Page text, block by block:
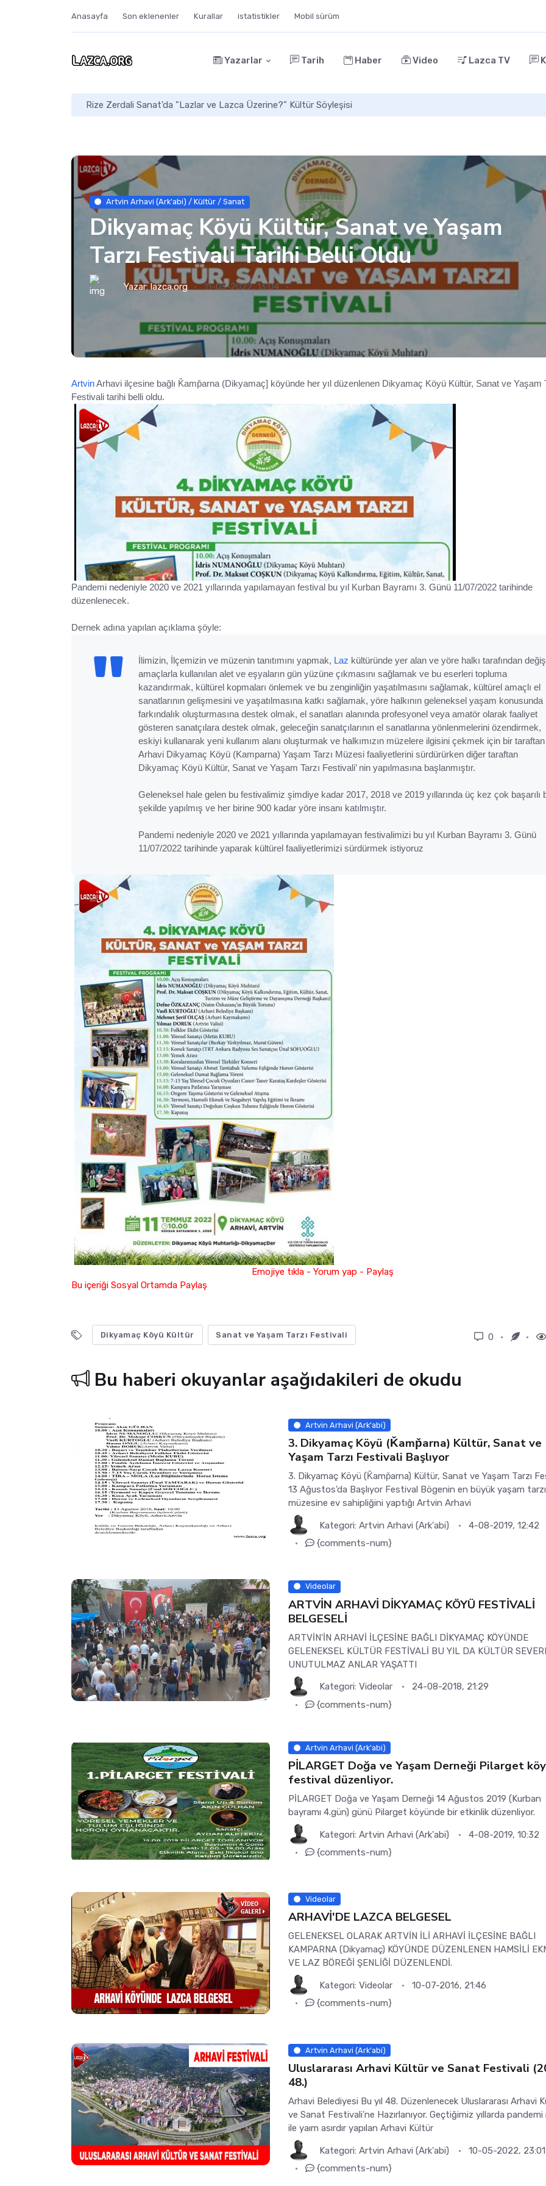
Anasayfa Son eklenenler Kurallar istatistikler Mobil sürüm
Yazarlar Tarih Haber Video Lazca TV
Mekaleskirit: Doğu Karadeniz’in Kayıp Arkaik Başkenti
Artvin Arhavi (Ark'abi) / Kültür / Sanat
Dikyamaç Köyü Kültür, Sanat ve Yaşam
Tarzı Festivali Tarihi Belli Oldu
Yazar:lazca.org 11-05-2022, 13:04
ArtvinArhavi ilçesine bağlı Ǩamp̌arna (Dikyamaç] köyünde her yıl düzenlenen Dikyamaç Köyü Kültür, Sanat ve Yaşam
Festivali tarihi belli oldu.
Pandemi nedeniyle 2020 ve 2021 yıllarında yapılamayan festival bu yıl Kurban Bayramı 3. Günü 11/07/2022 tarihinde
düzenlenecek.
Dernek adına yapılan açıklama şöyle:
İlimizin, İlçemizin ve müzenin tanıtımını yapmak, Laz kültüründe yer alan ve yöre halkı tarafından
amaçlarla kullanılan alet ve eşyaların gün yüzüne çıkmasını sağlamak ve bu eserleri topluma
kazandırmak, kültürel kopmaları önlemek ve bu zenginliğin yaşatılmasını sağlamak, kültürel amaçlı el
sanatlarının gelişmesini ve yaşatılmasına katkı sağlamak, yöre halkının geleneksel yaşam konusunda
farkındalık oluşturmasına destek olmak, el sanatları alanında profesyonel veya amatör olarak faaliyet
gösteren sanatçılara destek olmak, geleceğin sanatçılarının el sanatlarına yönlenmelerini özendirmek,
eskiyi kullanarak yeni kullanım alanı oluşturmak ve halkımızın müzelere ilgisini çekmek için bir taraftan
Arhavi Dikyamaç Köyü (Kamparna) Yaşam Tarzı Müzesi faaliyetlerini sürdürürken diğer taraftan
Dikyamaç Köyü Kültür, Sanat ve Yaşam Tarzı Festivali’ nin yapılmasına başlanmıştır.
Geleneksel hale gelen bu festivalimiz şimdiye kadar 2017, 2018 ve 2019 yıllarında üç kez çok başarılı
şekilde yapılmış ve her birine 900 kadar yöre insanı katılmıştır.
Pandemi nedeniyle 2020 ve 2021 yıllarında yapılamayan festivalimizi bu yıl Kurban Bayramı 3. Günü
11/07/2022 tarihinde yaparak kültürel faaliyetlerimizi sürdürmek istiyoruz
Emojiye tıkla - Yorum yap - Paylaş
Bu içeriği Sosyal Ortamda Paylaş
Dikyamaç Köyü Kültür Sanat ve Yaşam Tarzı Festivali 0
Bu haberi okuyanlar aşağıdakileri de okudu
Artvin Arhavi (Ark'abi)
3. Dikyamaç Köyü (Ǩamp̌arna) Kültür, Sanat ve
Yaşam Tarzı Festivali Başlıyor
3. Dikyamaç Köyü (Ǩamp̌arna) Kültür, Sanat ve Yaşam Tarzı
13 Ağustos'da Başlıyor Festival Bögenin en büyük yaşam tarzı
müzesine ev sahipliğini yaptığı Artvin Arhavi
Kategori:Artvin Arhavi (Ark'abi)
4-08-2019, 12:42
{comments-num}
Videolar
ARTVİN ARHAVİ DİKYAMAÇ KÖYÜ FESTİVALİ
BELGESELİ
ARTVİN'İN ARHAVİ İLÇESİNE BAĞLI DİKYAMAÇ KÖYÜNDE
GELENEKSEL KÜLTÜR FESTİVALİ BU YIL DA KÜLTÜR
UNUTULMAZ ANLAR YAŞATTI
Kategori:Videolar
24-08-2018, 21:29
{comments-num}
Artvin Arhavi (Ark'abi)
PİLARGET Doğa ve Yaşam Derneği Pilarget
festival düzenliyor.
PİLARGET Doğa ve Yaşam Derneği 14 Ağustos 2019 (Kurban
bayramı 4.gün) günü Pilarget köyünde bir etkinlik düzenliyor.
Kategori:Artvin Arhavi (Ark'abi)
4-08-2019, 10:32
{comments-num}
Videolar
ARHAVİ'DE LAZCA BELGESEL
GELENEKSEL OLARAK ARTVİN İLİ ARHAVİ İLÇESİNE BAĞLI
KAMPARNA (Dikyamaç) KÖYÜNDE DÜZENLENEN HAMSİLİ
VE LAZ BÖREĞİ ŞENLİĞİ DÜZENLENDİ.
Kategori:Videolar
10-07-2016, 21:46
{comments-num}
Artvin Arhavi (Ark'abi)
Uluslararası Arhavi Kültür ve Sanat Festivali
48.)
Arhavi Belediyesi Bu yıl 48. Düzenlenecek Uluslararası Arhavi
ve Sanat Festivali'ne Hazırlanıyor. Geçtiğimiz yıllarda pandemi
ile yaım asırdır yapılan Arhavi Kültür
Kategori:Artvin Arhavi (Ark'abi)
10-05-2022, 23:01
{comments-num}